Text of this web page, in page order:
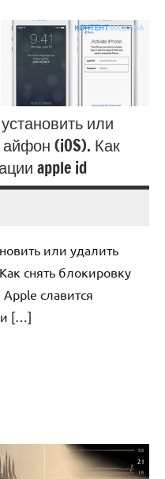
или
(iOS). Как
apple id
или удалить
снять блокировку
славится
и […]